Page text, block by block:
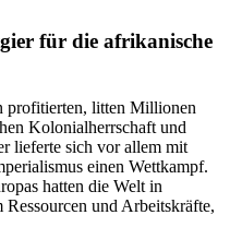
für die afrikanische
profitierten, litten Millionen
Kolonialherrschaft und
lieferte sich vor allem mit
einen Wettkampf.
hatten die Welt in
und Arbeitskräfte,